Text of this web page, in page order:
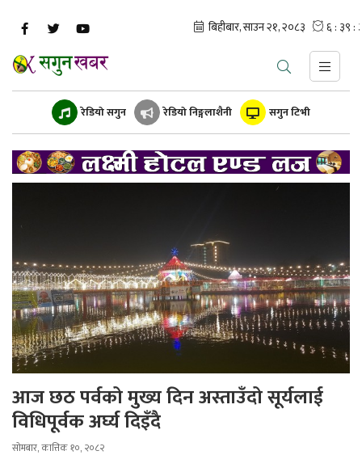
रेडियो सगुन रेडियो निङ्गलाशैनी सगुन टिभी
आज छठ पर्वको मुख्य दिन अस्ताउँदो सूर्यलाई
विधिपूर्वक अर्घ्य दिइँदै
सोमबार, कात्तिक १०, २०८२